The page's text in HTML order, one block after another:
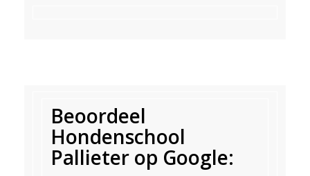
Beoordeel
Hondenschool
Pallieter op Google: